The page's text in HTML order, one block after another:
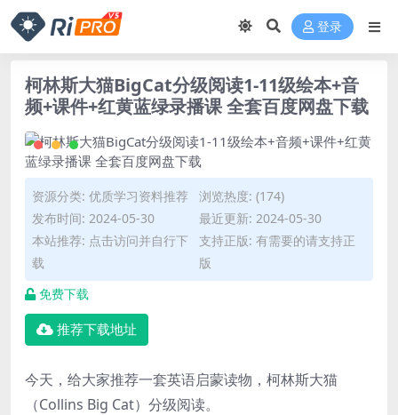
登录
柯林斯大猫BigCat分级阅读1-11级绘本+音
频+课件+红黄蓝绿录播课 全套百度网盘下载
资源分类: 优质学习资料推荐
浏览热度: (174)
发布时间: 2024-05-30
最近更新: 2024-05-30
本站推荐: 点击访问并自行下
载
支持正版: 有需要的请支持正
版
免费下载
推荐下载地址
今天，给大家推荐一套英语启蒙读物，柯林斯大猫
（Collins Big Cat）分级阅读。